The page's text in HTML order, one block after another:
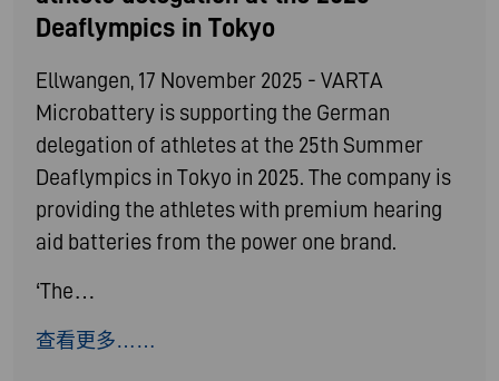
Deaflympics in Tokyo
Ellwangen, 17 November 2025 - VARTA
Microbattery is supporting the German
delegation of athletes at the 25th Summer
Deaflympics in Tokyo in 2025. The company is
providing the athletes with premium hearing
aid batteries from the power one brand.
‘The…
查看更多……